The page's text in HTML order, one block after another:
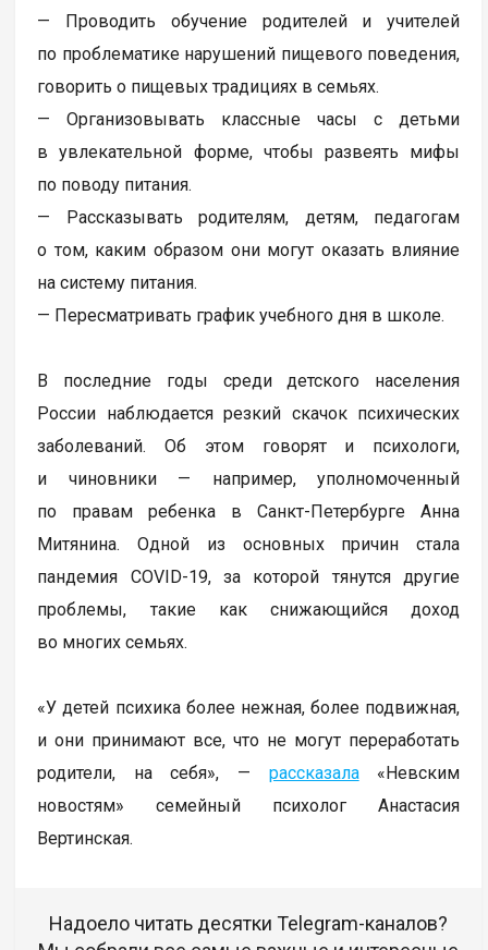
— Проводить обучение родителей и учителей
по проблематике нарушений пищевого поведения,
говорить о пищевых традициях в семьях.
— Организовывать классные часы с детьми
в увлекательной форме, чтобы развеять мифы
по поводу питания.
— Рассказывать родителям, детям, педагогам
о том, каким образом они могут оказать влияние
на систему питания.
— Пересматривать график учебного дня в школе.
В последние годы среди детского населения
России наблюдается резкий скачок психических
заболеваний. Об этом говорят и психологи,
и чиновники — например, уполномоченный
по правам ребенка в Санкт-Петербурге Анна
Митянина. Одной из основных причин стала
пандемия COVID-19, за которой тянутся другие
проблемы, такие как снижающийся доход
во многих семьях.
«У детей психика более нежная, более подвижная,
и они принимают все, что не могут переработать
родители, на себя», — рассказала«Невским
новостям» семейный психолог Анастасия
Вертинская.
Надоело читать десятки Telegram-каналов?